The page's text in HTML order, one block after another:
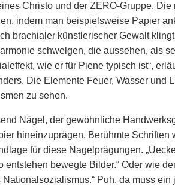
Christo und der ZERO-Gruppe.
indem man beispielsweise Papier
brachialer künstlerischer Gewalt
schwelgen, die aussehen, als
wie er für Piene typisch ist“,
Die Elemente Feuer, Wasser und
zu sehen.
Nägel, der gewöhnliche
hineinzuprägen. Berühmte Schriften
für diese Nagelprägungen.
bewegte Bilder.“ Oder wie
Puh, da muss